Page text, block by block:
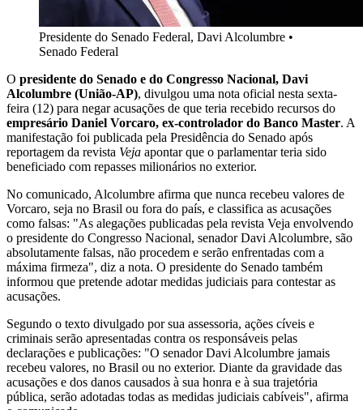
Presidente do Senado Federal, Davi Alcolumbre •
Senado Federal
O presidente do Senado e do Congresso Nacional, Davi
Alcolumbre (União-AP), divulgou uma nota oficial nesta sexta-
feira (12) para negar acusações de que teria recebido recursos do
empresário Daniel Vorcaro, ex-controlador do Banco Master. A
manifestação foi publicada pela Presidência do Senado após
reportagem da revista Veja apontar que o parlamentar teria sido
beneficiado com repasses milionários no exterior.
No comunicado, Alcolumbre afirma que nunca recebeu valores de
Vorcaro, seja no Brasil ou fora do país, e classifica as acusações
como falsas: "As alegações publicadas pela revista Veja envolvendo
o presidente do Congresso Nacional, senador Davi Alcolumbre, são
absolutamente falsas, não procedem e serão enfrentadas com a
máxima firmeza", diz a nota. O presidente do Senado também
informou que pretende adotar medidas judiciais para contestar as
acusações.
Segundo o texto divulgado por sua assessoria, ações cíveis e
criminais serão apresentadas contra os responsáveis pelas
declarações e publicações: "O senador Davi Alcolumbre jamais
recebeu valores, no Brasil ou no exterior. Diante da gravidade das
acusações e dos danos causados à sua honra e à sua trajetória
pública, serão adotadas todas as medidas judiciais cabíveis", afirma